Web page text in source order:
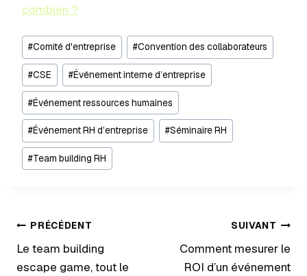
combien ?
#Comité d'entreprise #Convention des collaborateurs
#CSE #Événement interne d’entreprise
#Événement ressources humaines
#Événement RH d’entreprise #Séminaire RH
#Team building RH
PRÉCÉDENT
Le team building
escape game, tout le
SUIVANT
Comment mesurer le
ROI d’un événement